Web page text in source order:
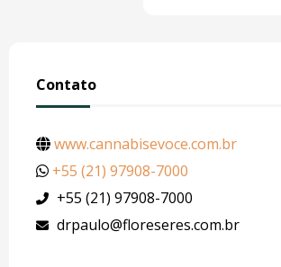
Contato
www.cannabisevoce.com.br
+55 (21) 97908-7000
+55 (21) 97908-7000
drpaulo@floreseres.com.br